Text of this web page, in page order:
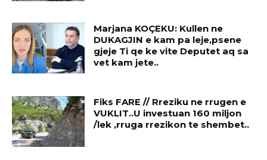
Marjana KOÇEKU: Kullen ne
DUKAGJIN e kam pa leje,psene
gjeje Ti qe ke vite Deputet aq sa
vet kam jete..
Fiks FARE // Rreziku ne rrugen e
VUKLIT..U investuan 160 miljon
/lek ,rruga rrezikon te shembet..